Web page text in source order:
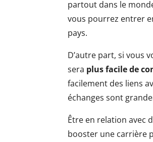
partout dans le
vous pourrez entrer
pays.
D’autre part, si vous
sera plus facile de
facilement des liens
échanges sont
Être en relation avec
booster une carrière